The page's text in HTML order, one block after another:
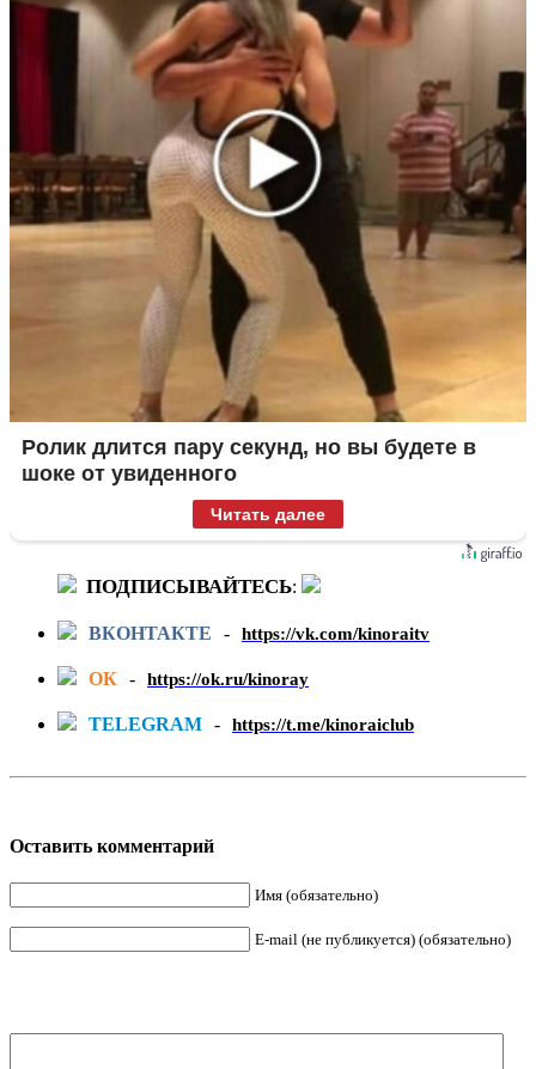
Ролик длится пару секунд, но вы будете в
шоке от увиденного
Читать далее
ПОДПИСЫВАЙТЕСЬ:
ВКОНТАКТЕ - https://vk.com/kinoraitv
ОК - https://ok.ru/kinoray
TELEGRAM - https://t.me/kinoraiclub
Оставить комментарий
Имя (обязательно)
E-mail (не публикуется) (обязательно)